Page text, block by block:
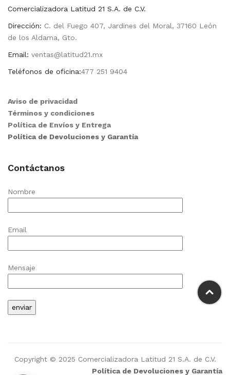
Comercializadora Latitud 21 S.A. de C.V.
Dirección: C. del Fuego 407, Jardines del Moral, 37160 León
de los Aldama, Gto.
Email: ventas@latitud21.mx
Teléfonos de oficina:477 251 9404
Aviso de privacidad
Términos y condiciones
Política de Envíos y Entrega
Política de Devoluciones y Garantía
Contáctanos
Nombre
Email
Mensaje
Copyright © 2025 Comercializadora Latitud 21 S.A. de C.V.
Política de Devoluciones y Garantía